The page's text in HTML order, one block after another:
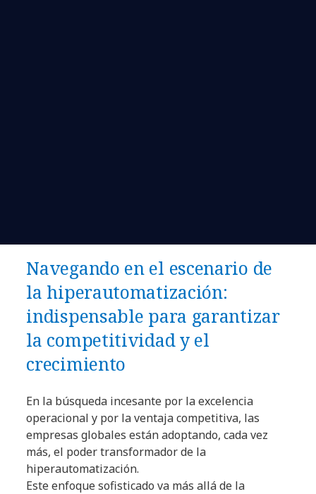
Navegando en el escenario de
la hiperautomatización:
indispensable para garantizar
la competitividad y el
crecimiento
En la búsqueda incesante por la excelencia
operacional y por la ventaja competitiva, las
empresas globales están adoptando, cada vez
más, el poder transformador de la
hiperautomatización.
Este enfoque sofisticado va más allá de la